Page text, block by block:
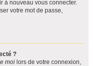
à nouveau vous connecter.
votre mot de passe,
?
moi lors de votre connexion,